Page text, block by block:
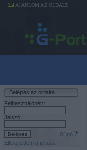
AJÁNLOM AZ OLDALT
Belépés az oldalra
Felhasználónév:
Jelszó:
Súgó
Elfelejtettem a jelszót